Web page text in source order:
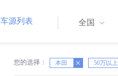
车源列表 全国
您的选择： 本田
X 50万以上
X X